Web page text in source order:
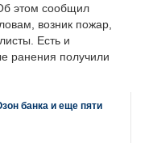
этом сообщил
возник пожар,
Есть и
ранения получили
банка и еще пяти